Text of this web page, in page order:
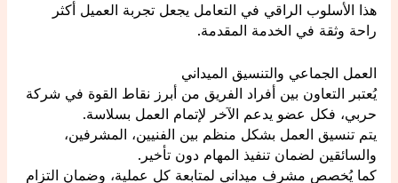
هذا الأسلوب الراقي في التعامل يجعل تجربة العميل أكثر
راحة وثقة في الخدمة المقدمة.
العمل الجماعي والتنسيق الميداني
يُعتبر التعاون بين أفراد الفريق من أبرز نقاط القوة في شركة
حربي، فكل عضو يدعم الآخر لإتمام العمل بسلاسة.
يتم تنسيق العمل بشكل منظم بين الفنيين، المشرفين،
والسائقين لضمان تنفيذ المهام دون تأخير.
كما يُخصص مشرف ميداني لمتابعة كل عملية، وضمان التزام